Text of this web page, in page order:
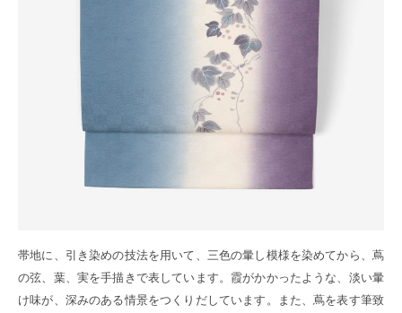
帯地に、引き染めの技法を用いて、三色の暈し模様を染めてから、蔦
の弦、葉、実を手描きで表しています。霞がかかったような、淡い暈
け味が、深みのある情景をつくりだしています。また、蔦を表す筆致